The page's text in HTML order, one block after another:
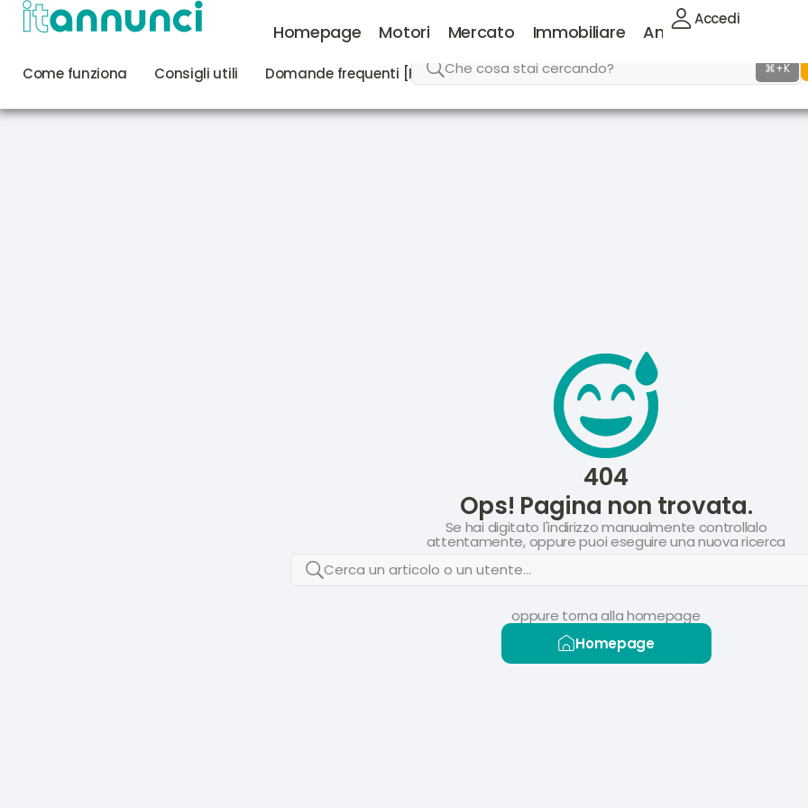
Homepage Motori Mercato Immobiliare Animali
Accedi
Come funziona Consigli utili Domande frequenti [FAQ] Supporto
Che cosa stai cercando? ⌘+K
404
Ops! Pagina non trovata.
Se hai digitato l'indirizzo manualmente controllalo
attentamente, oppure puoi eseguire una nuova ricerca
Cerca un articolo o un utente...
oppure torna alla homepage
Homepage